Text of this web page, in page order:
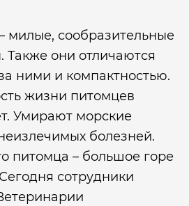
милые, сообразительные
они отличаются
ними и компактностью.
жизни питомцев
Умирают морские
болезней.
питомца – большое горе
сотрудники